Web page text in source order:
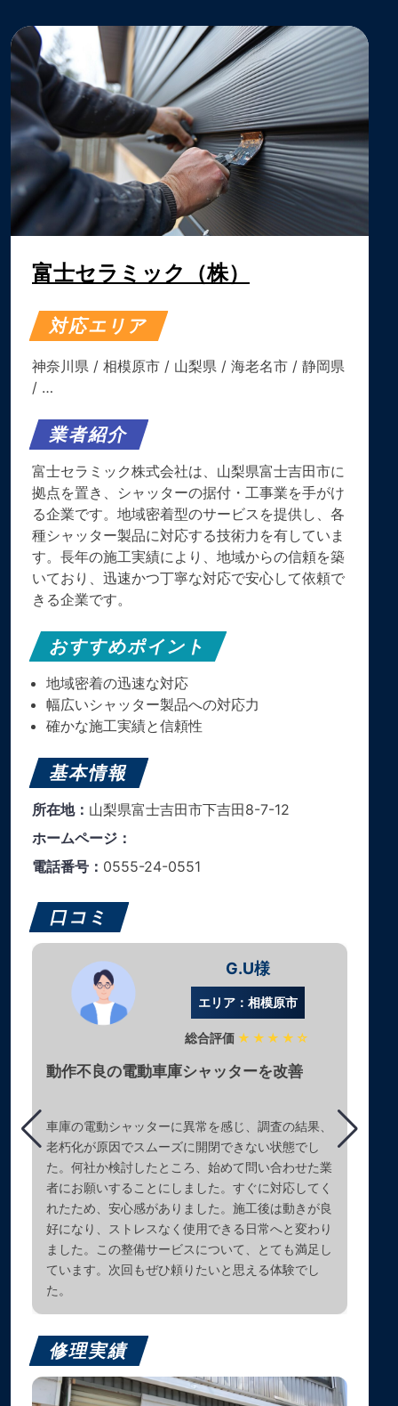
富士セラミック（株）
対応エリア
神奈川県 / 相模原市 / 山梨県 / 海老名市 / 静岡県
/ …
業者紹介
富士セラミック株式会社は、山梨県富士吉田市に
拠点を置き、シャッターの据付・工事業を手がけ
る企業です。​地域密着型のサービスを提供し、各
種シャッター製品に対応する技術力を有していま
す。​長年の施工実績により、地域からの信頼を築
いており、迅速かつ丁寧な対応で安心して依頼で
きる企業です。​
おすすめポイント
地域密着の迅速な対応
幅広いシャッター製品への対応力
確かな施工実績と信頼性
基本情報
所在地： 山梨県富士吉田市下吉田8-7-12
ホームページ：
電話番号： 0555-24-0551
口コミ
G.U様
エリア：相模原市
総合評価 ★★★★☆
動作不良の電動車庫シャッターを改善
車庫の電動シャッターに異常を感じ、調査の結果、
老朽化が原因でスムーズに開閉できない状態でし
た。何社か検討したところ、始めて問い合わせた業
者にお願いすることにしました。すぐに対応してく
れたため、安心感がありました。施工後は動きが良
好になり、ストレスなく使用できる日常へと変わり
ました。この整備サービスについて、とても満足し
ています。次回もぜひ頼りたいと思える体験でし
た。
修理実績